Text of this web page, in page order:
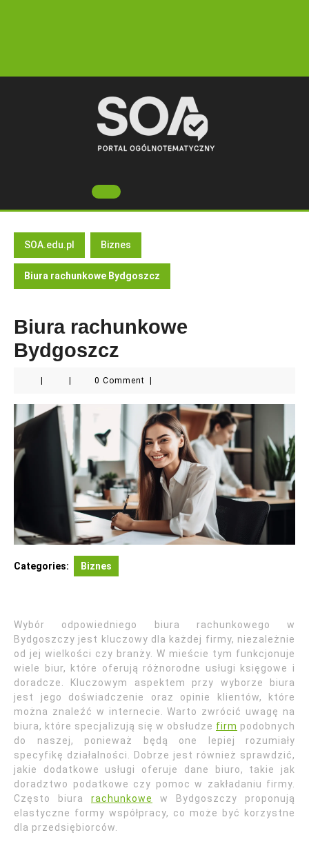
Open
Button
SOA.edu.pl Biznes
Biura rachunkowe Bydgoszcz
Biura rachunkowe
Bydgoszcz
0 Comment
Categories: Biznes
Wybór odpowiedniego biura rachunkowego w
Bydgoszczy jest kluczowy dla każdej firmy, niezależnie
od jej wielkości czy branży. W mieście tym funkcjonuje
wiele biur, które oferują różnorodne usługi księgowe i
doradcze. Kluczowym aspektem przy wyborze biura
jest jego doświadczenie oraz opinie klientów, które
można znaleźć w internecie. Warto zwrócić uwagę na
biura, które specjalizują się w obsłudze firm podobnych
do naszej, ponieważ będą one lepiej rozumiały
specyfikę działalności. Dobrze jest również sprawdzić,
jakie dodatkowe usługi oferuje dane biuro, takie jak
doradztwo podatkowe czy pomoc w zakładaniu firmy.
Często biura rachunkowe
w Bydgoszczy proponują
elastyczne formy współpracy, co może być korzystne
dla przedsiębiorców.